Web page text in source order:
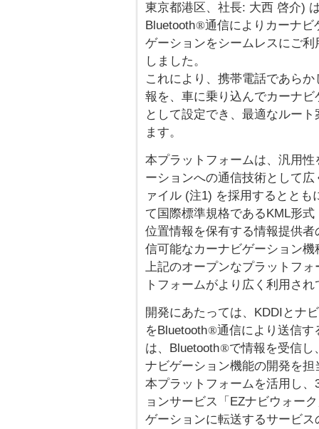
東京都港区、社長: 大西 啓介)
Bluetooth®通信によりカーナビ
ゲーションをシームレスにご
しました。
これにより、携帯電話であら
報を、車に乗り込んでカーナ
として設定でき、最適なルー
ます。
本プラットフォームは、汎用
ーションへの通信技術として
ァイル (注1) を採用するとと
て国際標準規格であるKML形
位置情報を保有する情報提供
信可能なカーナビゲーション
上記のオープンなプラットフ
トフォームがより広く利用さ
開発にあたっては、KDDIとナ
をBluetooth®通信により送信す
は、Bluetooth®で情報を受信し
ナビゲーション機能の開発を担
本プラットフォームを活用し
ョンサービス「EZナビウォー
ゲーションに転送するサービ